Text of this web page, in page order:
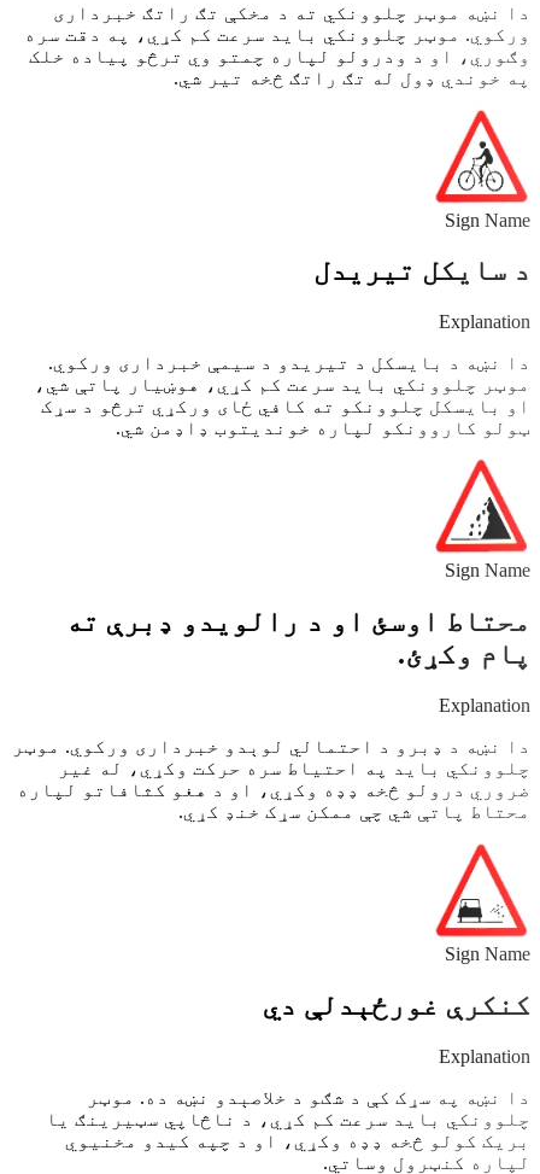
دا نښه موټر چلوونکي ته د مخکې تګ راتګ خبرداری
ورکوي. موټر چلوونکي باید سرعت کم کړي، په دقت سره
وګوري، او د ودرولو لپاره چمتو وي ترڅو پیاده خلک
په خوندي ډول له تګ راتګ څخه تیر شي.
Sign Name
د سایکل تیریدل
Explanation
دا نښه د بایسکل د تیریدو د سیمې خبرداری ورکوي.
موټر چلوونکي باید سرعت کم کړي، هوښیار پاتې شي،
او بایسکل چلوونکو ته کافي ځای ورکړي ترڅو د سړک
ټولو کاروونکو لپاره خوندیتوب ډاډمن شي.
Sign Name
محتاط اوسئ او د رالویدو ډبرې ته
پام وکړئ.
Explanation
دا نښه د ډبرو د احتمالي لوېدو خبرداری ورکوي. موټر
چلوونکي باید په احتیاط سره حرکت وکړي، له غیر
ضروري درولو څخه ډډه وکړي، او د هغو کثافاتو لپاره
محتاط پاتې شي چې ممکن سړک خنډ کړي.
Sign Name
کنکرې غورځېدلې دي
Explanation
دا نښه په سړک کې د شګو د خلاصېدو نښه ده. موټر
چلوونکي باید سرعت کم کړي، د ناڅاپي سټیرینګ یا
بریک کولو څخه ډډه وکړي، او د چپه کیدو مخنیوي
لپاره کنټرول وساتي.